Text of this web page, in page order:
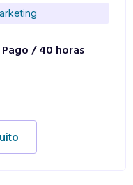
/ 40 horas